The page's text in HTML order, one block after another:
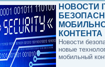
НОВОСТИ
КОНТЕНТА
Новости
новые
мобильный